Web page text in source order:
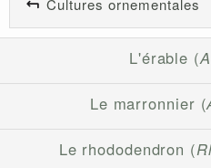
Cultures ornementales
L'érable (
Le marronnier (
Le rhododendron (